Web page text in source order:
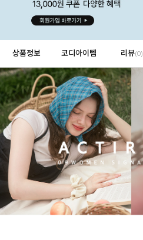
상품정보 코디아이템 리뷰(0)